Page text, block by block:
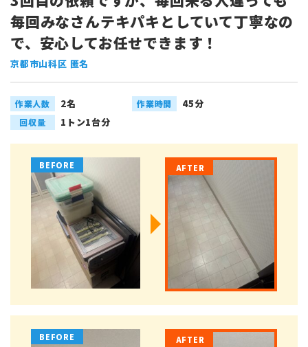
毎回みなさんテキパキとしていて丁寧なの
で、安心してお任せできます！
京都市山科区 匿名
作業人数 2名 作業時間 45分
回収量 1トン1台分